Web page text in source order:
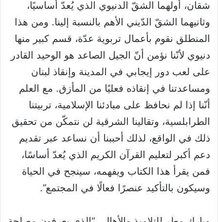
شقان، أولهما الشقّ الدنيوي الذي يُعدّ أساسيًا،
وثانيهما الشقّ الدّيني الأهم بالنسبة إلينا. ومن هذا
المنطلق نقوم بأعمال تربوية عدّة، قسم كبير منها
دنيوي لأنّنا نؤمن أنّ الجيل الصاعد هو الوحيد القادر
على لعب دور إيجابي في المدينة وإنقاذ لبنان
ومساعدتنا في إنقاذه فعليًا من المأزق. مع العلم
أنّنا إذا لم نحافظ على مبادئنا الإسلامية، تربيتنا
الطرابلسية، وتقالينا الشرقية لن نتمكّن من تحقيق
ذلك في الواقع، لذلك أحببنا أن نساعد عبر تقديم
دعم أكبر لتعليم القرآن الكريم الذي يُعدّ أساسًا،
فمن يقرأ هذا الكتاب ويفهمه، سينجح في الحياة
وسيكون بالتأكيد عنصرًا فعالًا في المجتمع”.